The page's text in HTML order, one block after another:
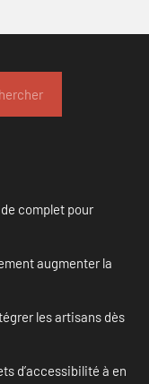
complet pour
augmenter la
les artisans dès
d’accessibilité à en